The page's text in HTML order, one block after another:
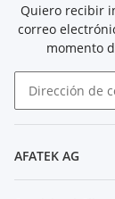
Quiero recibir
correo
momento
AFATEK AG